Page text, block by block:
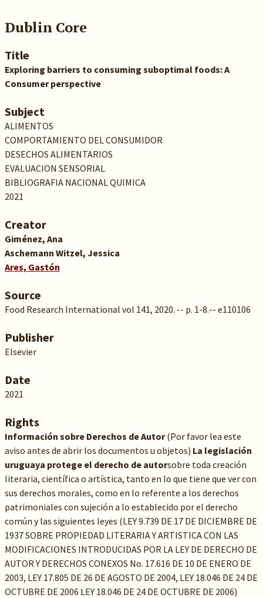
Dublin Core
Title
Exploring barriers to consuming suboptimal foods: A
Consumer perspective
Subject
ALIMENTOS
COMPORTAMIENTO DEL CONSUMIDOR
DESECHOS ALIMENTARIOS
EVALUACION SENSORIAL
BIBLIOGRAFIA NACIONAL QUIMICA
2021
Creator
Giménez, Ana
Aschemann Witzel, Jessica
Ares, Gastón
Source
Food Research International vol 141, 2020. -- p. 1-8.-- e110106
Publisher
Elsevier
Date
2021
Rights
Información sobre Derechos de Autor(Por favor lea este
aviso antes de abrir los documentos u objetos) La legislación
uruguaya protege el derecho de autorsobre toda creación
literaria, científica o artística, tanto en lo que tiene que ver con
sus derechos morales, como en lo referente a los derechos
patrimoniales con sujeción a lo establecido por el derecho
común y las siguientes leyes (LEY 9.739 DE 17 DE DICIEMBRE DE
1937 SOBRE PROPIEDAD LITERARIA Y ARTISTICA CON LAS
MODIFICACIONES INTRODUCIDAS POR LA LEY DE DERECHO DE
AUTOR Y DERECHOS CONEXOS No. 17.616 DE 10 DE ENERO DE
2003, LEY 17.805 DE 26 DE AGOSTO DE 2004, LEY 18.046 DE 24 DE
OCTUBRE DE 2006 LEY 18.046 DE 24 DE OCTUBRE DE 2006)